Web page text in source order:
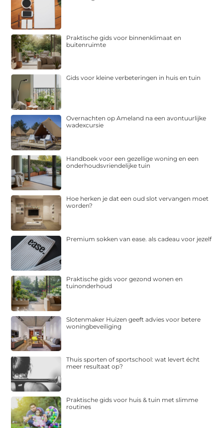
Praktische gids voor binnenklimaat en
buitenruimte
Gids voor kleine verbeteringen in huis en tuin
Overnachten op Ameland na een avontuurlijke
wadexcursie
Handboek voor een gezellige woning en een
onderhoudsvriendelijke tuin
Hoe herken je dat een oud slot vervangen moet
worden?
Premium sokken van ease. als cadeau voor jezelf
Praktische gids voor gezond wonen en
tuinonderhoud
Slotenmaker Huizen geeft advies voor betere
woningbeveiliging
Thuis sporten of sportschool: wat levert écht
meer resultaat op?
Praktische gids voor huis & tuin met slimme
routines